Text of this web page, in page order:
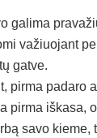
galima
važiuojant
gatve.
pirma padaro
pirma iškasa,
savo